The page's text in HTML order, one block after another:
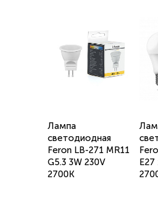
Лампа
светодиодная
Feron LB-271 MR11
G5.3 3W 230V
2700K